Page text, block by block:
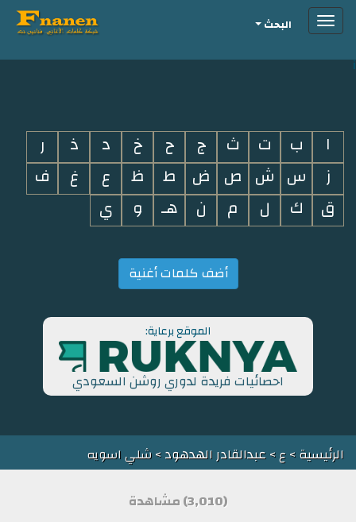
i
Toggleالبحث
ا ب ت ث ج ح خ د ذ
ر
ز
س ش ص ض ط ظ ع غ
ف
ق
ك ل م ن هـ و ي
أضف كلمات أغنية
الموقع برعاية:
احصائيات فريدة لدوري روشن السعودي
الرئيسية>ع>عبدالقادر الهدهود> شلي اسويه
(3,010) مشاهدة